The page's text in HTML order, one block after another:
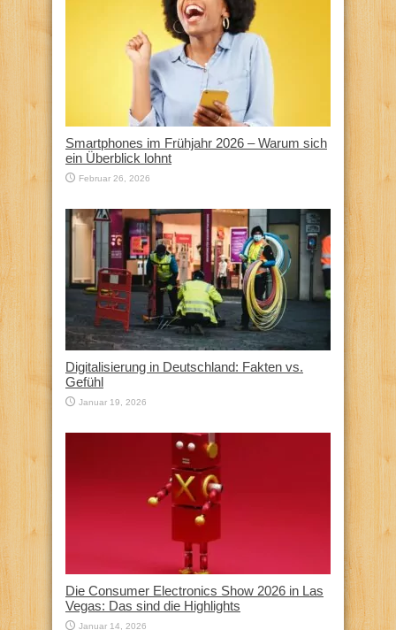
Smartphones im Frühjahr 2026 – Warum sich
ein Überblick lohnt
Februar 26, 2026
Digitalisierung in Deutschland: Fakten vs.
Gefühl
Januar 19, 2026
Die Consumer Electronics Show 2026 in Las
Vegas: Das sind die Highlights
Januar 14, 2026